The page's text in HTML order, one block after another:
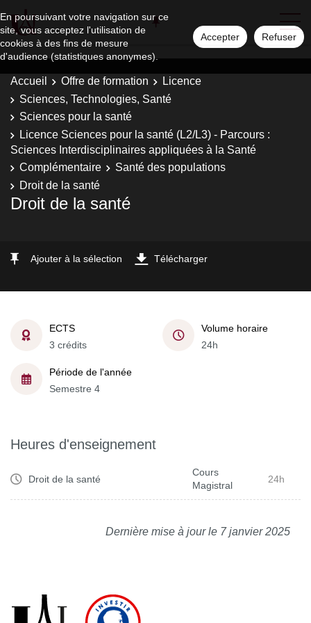
En poursuivant votre navigation sur ce
site, vous acceptez l'utilisation de
cookies à des fins de mesure
d'audience (statistiques anonymes).
Accepter Refuser
Accueil Offre de formation
Licence
Sciences, Technologies, Santé
Sciences pour la santé
Licence Sciences pour la santé (L2/L3) - Parcours :
Sciences Interdisciplinaires appliquées à la Santé
Complémentaire
Santé des populations
Droit de la santé
Droit de la santé
Ajouter à la sélection Télécharger
ECTS
3 crédits
Volume horaire
24h
Période de l'année
Semestre 4
Heures d'enseignement
Droit de la santé
Cours
Magistral
24h
Dernière mise à jour le 7 janvier 2025